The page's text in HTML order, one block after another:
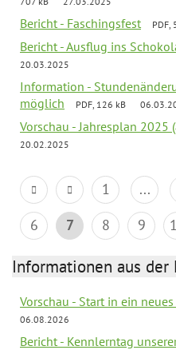
Bericht - Faschingsfest PDF,
Bericht - Ausflug ins
20.03.2025
Information -
möglich
PDF, 126 kB
Vorschau - Jahresplan 2025
20.02.2025
1 ...
6
7 8 9
Informationen aus
Vorschau - Start in ein
06.08.2026
Bericht - Kennlerntag